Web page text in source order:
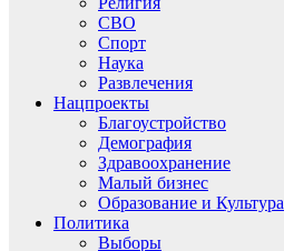
СВО
Спорт
Наука
Развлечения
Нацпроекты
Благоустройство
Демография
Здравоохранение
Малый бизнес
Образование и Культура
Политика
Выборы